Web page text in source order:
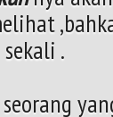
.